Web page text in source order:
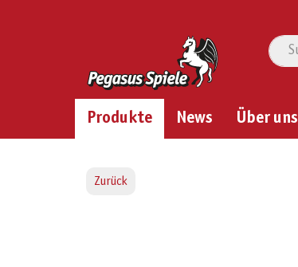
Produkte News Über uns
Zurück